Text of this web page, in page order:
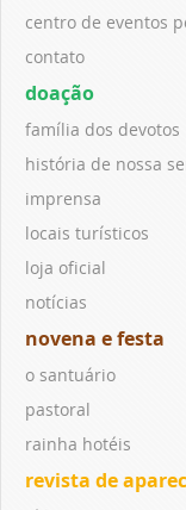
centro de eventos
contato
doação
família dos devotos
história de nossa
imprensa
locais turísticos
loja oficial
notícias
novena e festa
o santuário
pastoral
rainha hotéis
revista de